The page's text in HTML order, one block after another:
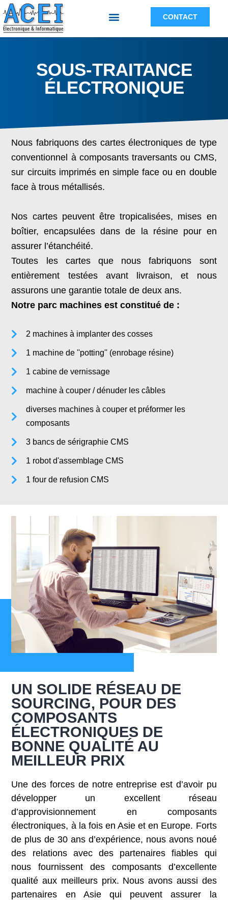
CONTACT
SOUS-TRAITANCE
ÉLECTRONIQUE
Nous fabriquons des cartes électroniques de type
conventionnel à composants traversants ou CMS,
sur circuits imprimés en simple face ou en double
face à trous métallisés.
Nos cartes peuvent être tropicalisées, mises en
boîtier, encapsulées dans de la résine pour en
assurer l’étanchéité.
Toutes les cartes que nous fabriquons sont
entièrement testées avant livraison, et nous
assurons une garantie totale de deux ans.
Notre parc machines est constitué de :
2 machines à implanter des cosses
1 machine de ''potting'' (enrobage résine)
1 cabine de vernissage
machine à couper / dénuder les câbles
diverses machines à couper et préformer les
composants
3 bancs de sérigraphie CMS
1 robot d'assemblage CMS
1 four de refusion CMS
UN SOLIDE RÉSEAU DE
SOURCING, POUR DES
COMPOSANTS
ÉLECTRONIQUES DE
BONNE QUALITÉ AU
MEILLEUR PRIX
Une des forces de notre entreprise est d’avoir pu
développer un excellent réseau
d’approvisionnement en composants
électroniques, à la fois en Asie et en Europe. Forts
de plus de 30 ans d’expérience, nous avons noué
des relations avec des partenaires fiables qui
nous fournissent des composants d’excellente
qualité aux meilleurs prix. Nous avons aussi des
partenaires en Asie qui peuvent assurer la